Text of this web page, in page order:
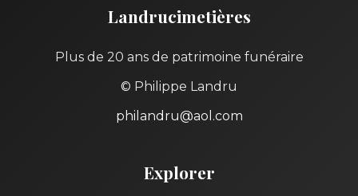
Landrucimetières
Plus de 20 ans de patrimoine funéraire
© Philippe Landru
philandru@aol.com
Explorer